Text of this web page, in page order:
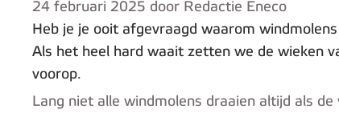
24 februari 2025 door Redactie Eneco
Heb je je ooit afgevraagd waarom
Als het heel hard waait zetten we de wieken
voorop.
Lang niet alle windmolens draaien altijd als